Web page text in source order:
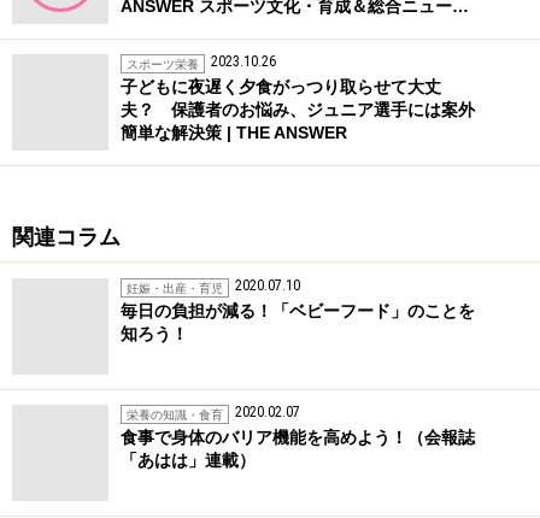
ANSWER スポーツ文化・育成＆総合ニュー…
スポーツ栄養 2023.10.26
子どもに夜遅く夕食がっつり取らせて大丈
夫？ 保護者のお悩み、ジュニア選手には案外
簡単な解決策 | THE ANSWER
関連コラム
妊娠・出産・育児 2020.07.10
毎日の負担が減る！「ベビーフード」のことを
知ろう！
栄養の知識・食育 2020.02.07
食事で身体のバリア機能を高めよう！（会報誌
「あはは」連載）